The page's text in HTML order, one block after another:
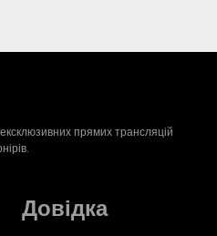
прямих трансляцій
Довідка